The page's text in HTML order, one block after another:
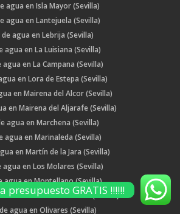
agua en Isla Mayor (Sevilla)
agua en Lantejuela (Sevilla)
agua en Lebrija (Sevilla)
agua en La Luisiana (Sevilla)
en La Campana (Sevilla)
en Lora de Estepa (Sevilla)
en Mairena del Alcor (Sevilla)
en Mairena del Aljarafe (Sevilla)
agua en Marchena (Sevilla)
agua en Marinaleda (Sevilla)
en Martín de la Jara (Sevilla)
en Los Molares (Sevilla)
agua en Montellano (Sevilla)
en Morón de la Frontera (Sevilla)
agua en Olivares (Sevilla)
presupuesto GRATIS !!!!!!